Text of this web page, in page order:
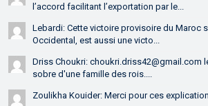
l’accord facilitant l’exportation par le...
Lebardi: Cette victoire provisoire du Maroc
Occidental, est aussi une victo...
Driss Choukri: choukri.driss42@gmail.com
sobre d'une famille des rois....
Zoulikha Kouider: Merci pour ces